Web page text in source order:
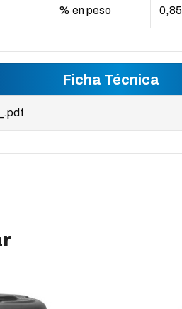
% en peso 0,85
Ficha Técnica